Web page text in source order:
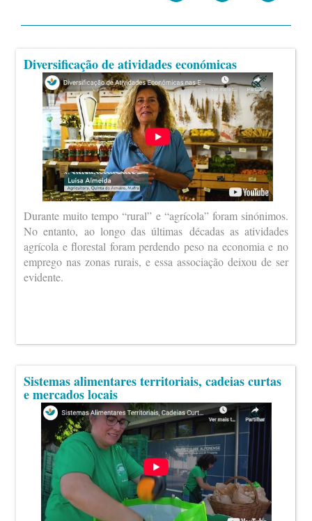
Diversificação de atividades económicas
Durante muito tempo “rural” e “agrícola” foram sinónimos.
No entanto, ao longo das últimas décadas as atividades
agrícola e florestal foram perdendo peso na economia e no
emprego nas zonas rurais, e essa associação deixou de ser
evidente.
Sistemas alimentares territoriais, cadeias curtas
e mercados locais